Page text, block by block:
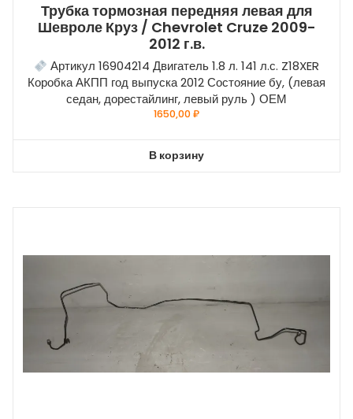
Трубка тормозная передняя левая для
Шевроле Круз / Chevrolet Cruze 2009-
2012 г.в.
Артикул 16904214 Двигатель 1.8 л. 141 л.с. Z18XER
Коробка АКПП год выпуска 2012 Состояние бу, (левая
седан, дорестайлинг, левый руль ) ОЕМ
1650,00₽
В корзину